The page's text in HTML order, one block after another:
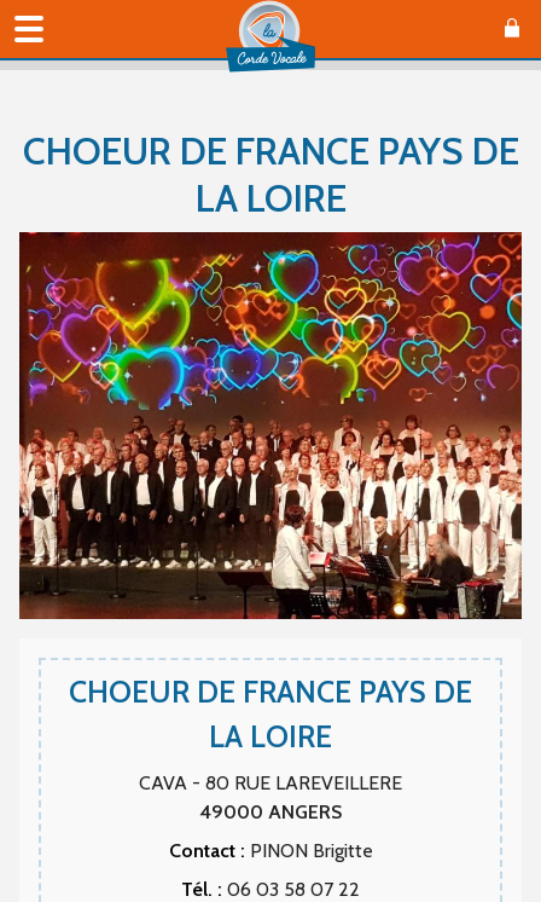
CHOEUR DE FRANCE PAYS DE
LA LOIRE
CHOEUR DE FRANCE PAYS DE
LA LOIRE
CAVA - 80 RUE LAREVEILLERE
49000 ANGERS
Contact : PINON Brigitte
Tél. : 06 03 58 07 22